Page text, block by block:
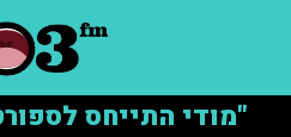
"מודי התייחס